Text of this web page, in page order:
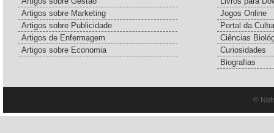
Artigos sobre Marketing
Artigos sobre Publicidade
Artigos de Enfermagem
Artigos sobre Economia
Jogos Online
Portal da
Ciências
Curiosidades
Biografias
©